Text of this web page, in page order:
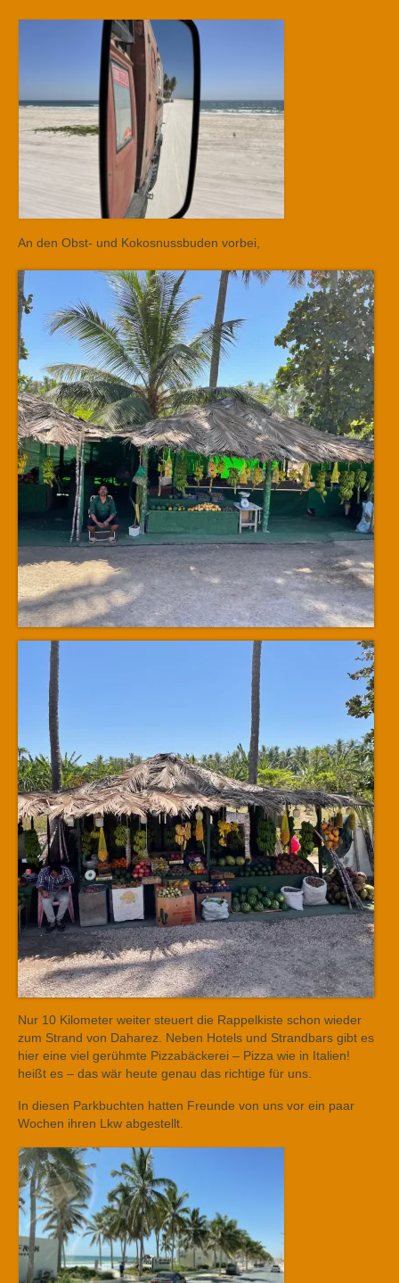
An den Obst- und Kokosnussbuden vorbei,
Nur 10 Kilometer weiter steuert die Rappelkiste schon wieder
zum Strand von Daharez. Neben Hotels und Strandbars gibt es
hier eine viel gerühmte Pizzabäckerei – Pizza wie in Italien!
heißt es – das wär heute genau das richtige für uns.
In diesen Parkbuchten hatten Freunde von uns vor ein paar
Wochen ihren Lkw abgestellt.